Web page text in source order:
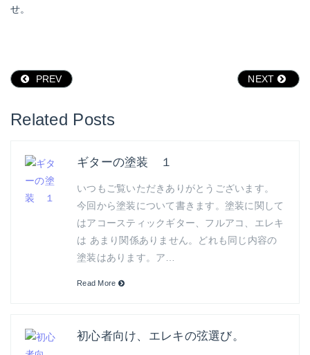
せ。
PREV NEXT
Related Posts
ギターの塗装 １
いつもご覧いただきありがとうございます。
今回から塗装について書きます。塗装に関して
はアコースティックギター、フルアコ、エレキ
は あまり関係ありません。どれも同じ内容の
塗装はあります。ア…
Read More
初心者向け、エレキの弦選び。